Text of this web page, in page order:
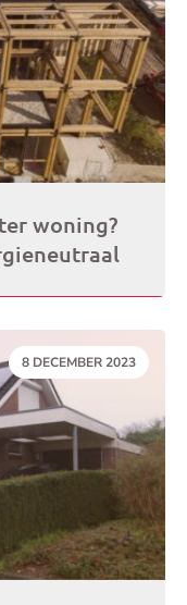
woning?
DATUM:
8 DECEMBER 2023